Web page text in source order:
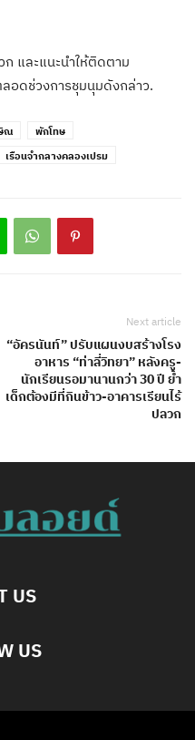
ก และแนะนำให้ติดตาม
อดช่วงการชุมนุมดังกล่าว.
ณ
พักโทษ
เรือนจำกลางคลองเปรม
Next article
“อัครนันท์” ปรับแผนงบสร้างโรง
อาหาร “ท่าลี่วิทยา” หลังครู-
นักเรียนรอมานานกว่า 30 ปี ย้ำ
เด็กต้องมีที่กินข้าว-อาคารเรียนไร้
ปลวก
US
US